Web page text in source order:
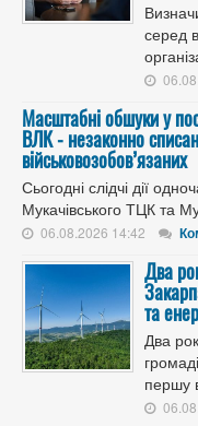
серед
Масштабні обшуки у
ВЛК - незаконно
військовозобов’язаних
Сьогодні слідчі дії
Мукачівського ТЦК та
06.08.2026 14:42
Два
та
Два
першу